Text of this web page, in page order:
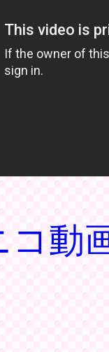
コ動